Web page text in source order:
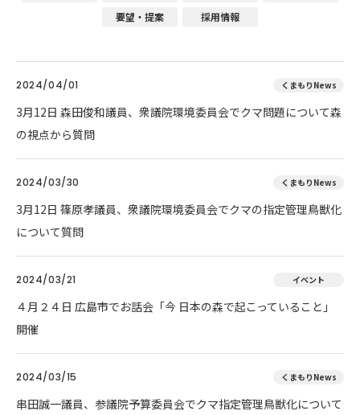
要望・提案
採用情報
2024/04/01 くまもりNews
3月12日 森田俊和議員、衆議院環境委員会でクマ問題について森
の視点から質問
2024/03/30 くまもりNews
3月12日 篠原孝議員、衆議院環境委員会でクマの指定管理鳥獣化
について質問
2024/03/21 イベント
４月２４日 広島市でお話会「今 日本の森で起こっていること」
開催
2024/03/15 くまもりNews
串田誠一議員、参議院予算委員会でクマ指定管理鳥獣化について